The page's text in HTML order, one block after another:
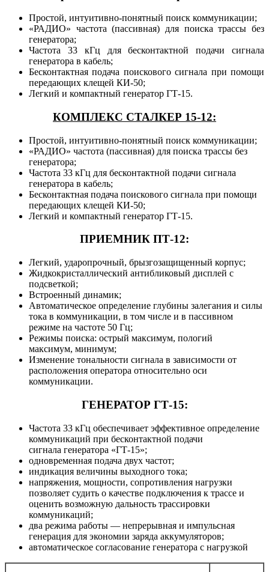
Простой, интуитивно-понятный поиск коммуникации;
«РАДИО» частота (пассивная) для поиска трассы без
генератора;
Частота 33 кГц для бесконтактной подачи сигнала
генератора в кабель;
Бесконтактная подача поискового сигнала при помощи
передающих клещей КИ-50;
Легкий и компактный генератор ГТ-15.
КОМПЛЕКС СТАЛКЕР 15-12:
Простой, интуитивно-понятный поиск коммуникации;
«РАДИО» частота (пассивная) для поиска трассы без
генератора;
Частота 33 кГц для бесконтактной подачи сигнала
генератора в кабель;
Бесконтактная подача поискового сигнала при помощи
передающих клещей КИ-50;
Легкий и компактный генератор ГТ-15.
ПРИЕМНИК ПТ-12:
Легкий, ударопрочный, брызгозащищенный корпус;
Жидкокристаллический антибликовый дисплей с
подсветкой;
Встроенный динамик;
Автоматическое определение глубины залегания и силы
тока в коммуникации, в том числе и в пассивном
режиме на частоте 50 Гц;
Режимы поиска: острый максимум, пологий
максимум, минимум;
Изменение тональности сигнала в зависимости от
расположения оператора относительно оси
коммуникации.
ГЕНЕРАТОР ГТ-15:
Частота 33 кГц обеспечивает эффективное определение
коммуникаций при бесконтактной подачи
сигнала генератора «ГТ-15»;
одновременная подача двух частот;
индикация величины выходного тока;
напряжения, мощности, сопротивления нагрузки
позволяет судить о качестве подключения к трассе и
оценить возможную дальность трассировки
коммуникаций;
два режима работы — непрерывная и импульсная
генерация для экономии заряда аккумуляторов;
автоматическое согласование генератора с нагрузкой